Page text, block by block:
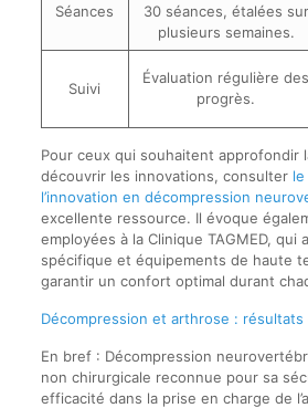
Séances
30 séances, étalées sur
plusieurs semaines.
Suivi
Évaluation régulière des
progrès.
Pour ceux qui souhaitent approfondir
découvrir les innovations, consulter
l’innovation en décompression
excellente ressource. Il évoque
employées à la Clinique TAGMED, qui
spécifique et équipements de haute
garantir un confort optimal durant
Décompression et arthrose :
En bref : Décompression
non chirurgicale reconnue pour sa
efficacité dans la prise en charge de